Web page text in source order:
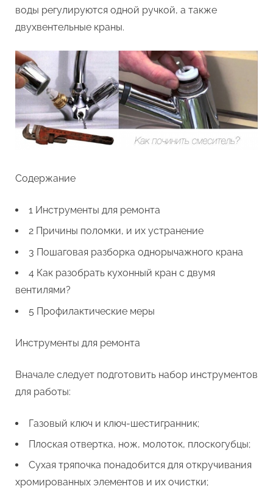
воды регулируются одной ручкой, а также
двухвентельные краны.
Содержание
1 Инструменты для ремонта
2 Причины поломки, и их устранение
3 Пошаговая разборка однорычажного крана
4 Как разобрать кухонный кран с двумя
вентилями?
5 Профилактические меры
Инструменты для ремонта
Вначале следует подготовить набор инструментов
для работы:
Газовый ключ и ключ-шестигранник;
Плоская отвертка, нож, молоток, плоскогубцы;
Сухая тряпочка понадобится для откручивания
хромированных элементов и их очистки;